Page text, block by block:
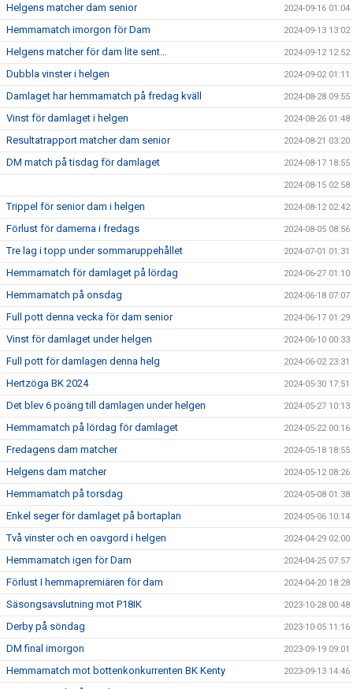
Helgens matcher dam senior 2024-09-16 01:04
Hemmamatch imorgon för Dam 2024-09-13 13:02
Helgens matcher för dam lite sent… 2024-09-12 12:52
Dubbla vinster i helgen 2024-09-02 01:11
Damlaget har hemmamatch på fredag kväll 2024-08-28 09:55
Vinst för damlaget i helgen 2024-08-26 01:48
Resultatrapport matcher dam senior 2024-08-21 03:20
DM match på tisdag för damlaget 2024-08-17 18:55
2024-08-15 02:58
Trippel för senior dam i helgen 2024-08-12 02:42
Förlust för damerna i fredags 2024-08-05 08:56
Tre lag i topp under sommaruppehållet 2024-07-01 01:31
Hemmamatch för damlaget på lördag 2024-06-27 01:10
Hemmamatch på onsdag 2024-06-18 07:07
Full pott denna vecka för dam senior 2024-06-17 01:29
Vinst för damlaget under helgen 2024-06-10 00:33
Full pott för damlagen denna helg 2024-06-02 23:31
Hertzöga BK 2024 2024-05-30 17:51
Det blev 6 poäng till damlagen under helgen 2024-05-27 10:13
Hemmamatch på lördag för damlaget 2024-05-22 00:16
Fredagens dam matcher 2024-05-18 18:55
Helgens dam matcher 2024-05-12 08:26
Hemmamatch på torsdag 2024-05-08 01:38
Enkel seger för damlaget på bortaplan 2024-05-06 10:14
Två vinster och en oavgord i helgen 2024-04-29 02:00
Hemmamatch igen för Dam 2024-04-25 07:57
Förlust I hemmapremiären för dam 2024-04-20 18:28
Säsongsavslutning mot P18IK 2023-10-28 00:48
Derby på söndag 2023-10-05 11:16
DM final imorgon 2023-09-19 09:01
Hemmamatch mot bottenkonkurrenten BK Kenty 2023-09-13 14:46